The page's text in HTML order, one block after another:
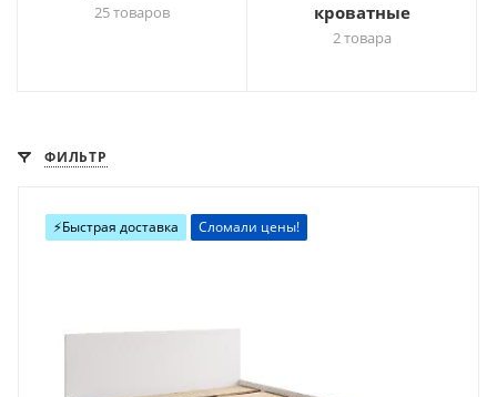
25 товаров
кроватные
2 товара
ФИЛЬТР
⚡️Быстрая доставка Сломали цены!